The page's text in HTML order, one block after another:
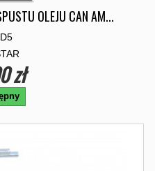
OLEJU CAN AM...
zł